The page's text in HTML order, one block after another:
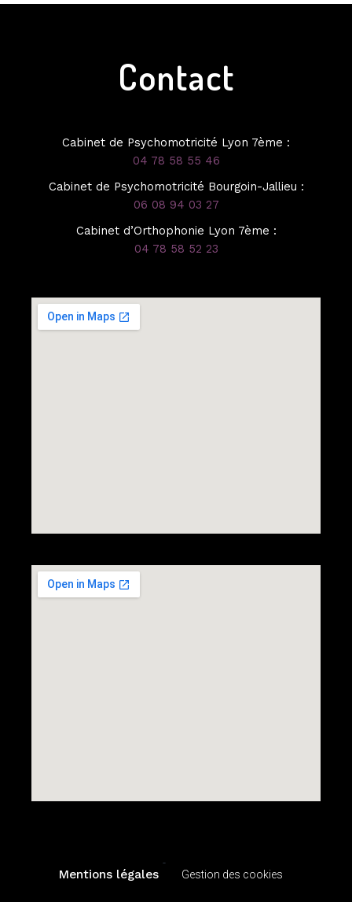
Contact
Cabinet de Psychomotricité Lyon 7ème :
04 78 58 55 46
Cabinet de Psychomotricité Bourgoin-Jallieu :
06 08 94 03 27
Cabinet d’Orthophonie Lyon 7ème :
04 78 58 52 23
Mentions légales
-
Gestion des cookies